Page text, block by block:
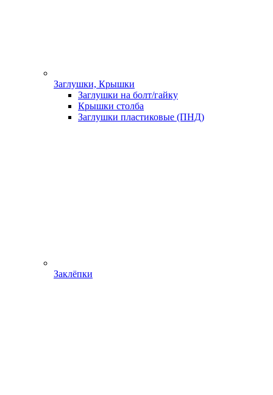
Заглушки, Крышки
Заглушки на болт/гайку
Крышки столба
Заглушки пластиковые (ПНД)
Заклёпки